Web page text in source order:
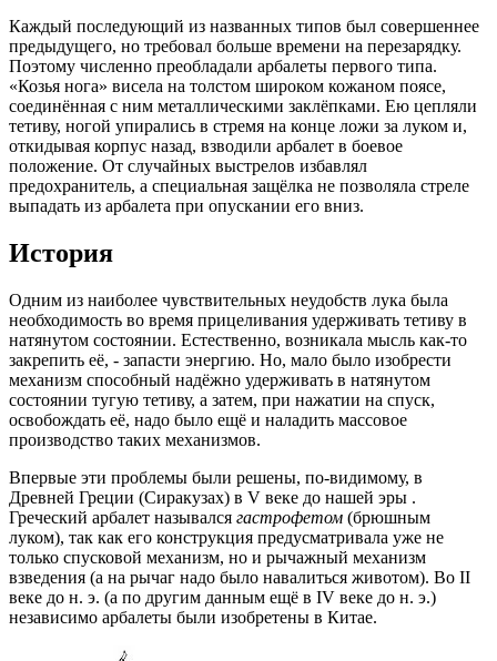
Каждый последующий из названных типов был совершеннее
предыдущего, но требовал больше времени на перезарядку.
Поэтому численно преобладали арбалеты первого типа.
«Козья нога» висела на толстом широком кожаном поясе,
соединённая с ним металлическими заклёпками. Ею цепляли
тетиву, ногой упирались в стремя на конце ложи за луком и,
откидывая корпус назад, взводили арбалет в боевое
положение. От случайных выстрелов избавлял
предохранитель, а специальная защёлка не позволяла стреле
выпадать из арбалета при опускании его вниз.
История
Одним из наиболее чувствительных неудобств лука была
необходимость во время прицеливания удерживать тетиву в
натянутом состоянии. Естественно, возникала мысль как-то
закрепить её, - запасти энергию. Но, мало было изобрести
механизм способный надёжно удерживать в натянутом
состоянии тугую тетиву, а затем, при нажатии на спуск,
освобождать её, надо было ещё и наладить массовое
производство таких механизмов.
Впервые эти проблемы были решены, по-видимому, в
Древней Греции (Сиракузах) в V веке до нашей эры .
Греческий арбалет назывался гастрофетом (брюшным
луком), так как его конструкция предусматривала уже не
только спусковой механизм, но и рычажный механизм
взведения (а на рычаг надо было навалиться животом). Во II
веке до н. э. (а по другим данным ещё в IV веке до н. э.)
независимо арбалеты были изобретены в Китае.